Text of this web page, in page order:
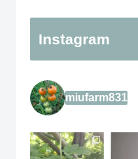
Instagram
miufarm831